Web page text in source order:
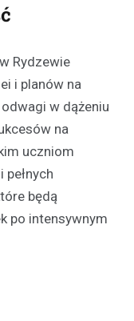
Rydzewie
i planów na
w dążeniu
na
uczniom
będą
po intensywnym